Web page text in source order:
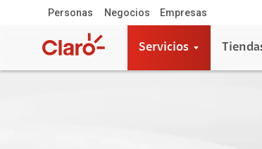
Personas Negocios Empresas
Servicios